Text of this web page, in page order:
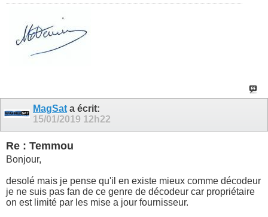
MagSat a écrit:
15/01/2019 12h22
Re : Temmou
Bonjour,
desolé mais je pense qu'il en existe mieux comme décodeur
je ne suis pas fan de ce genre de décodeur car propriétaire
on est limité par les mise a jour fournisseur.